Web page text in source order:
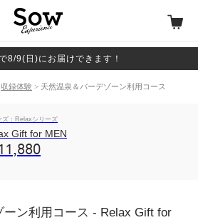
8/9(日)にお届けできます！
収録体験 > 天然温泉＆バーデゾーン利用コース
ズ：Relaxシリーズ
Gift for MEN
ーン利用コース - Relax Gift for